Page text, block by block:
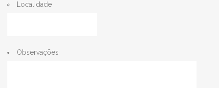
Localidade
Observações